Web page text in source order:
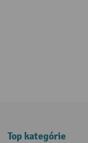
Top kategórie